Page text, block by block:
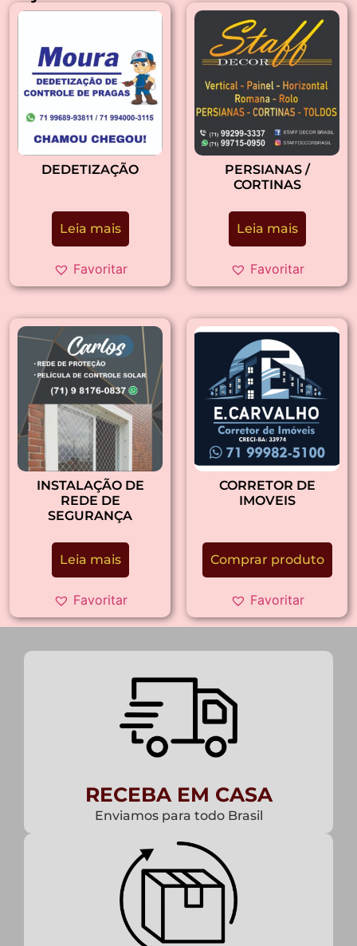
DEDETIZAÇÃO
Leia mais
Favoritar
PERSIANAS /
CORTINAS
Leia mais
Favoritar
INSTALAÇÃO DE
REDE DE
SEGURANÇA
Leia mais
Favoritar
CORRETOR DE
IMOVEIS
Comprar produto
Favoritar
RECEBA EM CASA
Enviamos para todo Brasil